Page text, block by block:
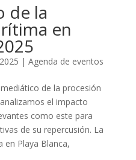
de la
en
| Agenda de eventos
de la procesión
el impacto
como este para
de su repercusión. La
en Playa Blanca,